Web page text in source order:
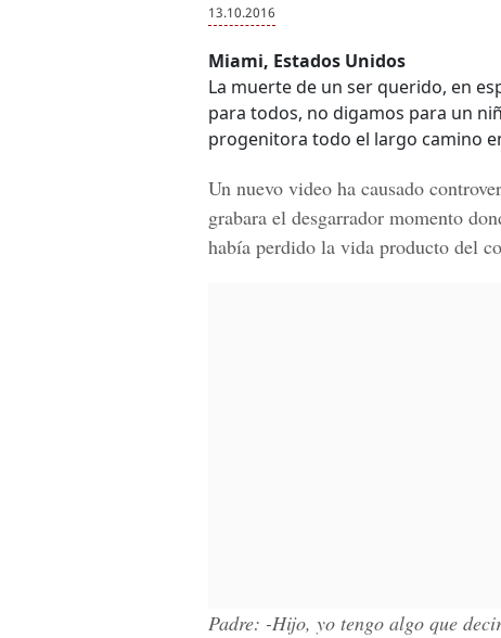
13.10.2016
Miami, Estados Unidos
La muerte de un ser querido, en
para todos, no digamos para un
progenitora todo el largo camino
Un nuevo video ha causado
grabara el desgarrador momento
había perdido la vida producto del
Padre: -Hijo, yo tengo algo que